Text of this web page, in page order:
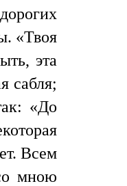
«Твоя
эта
сабля;
«До
Всем
мною